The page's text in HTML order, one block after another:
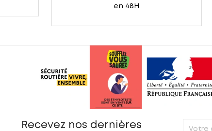
en 48H
Recevez nos dernières